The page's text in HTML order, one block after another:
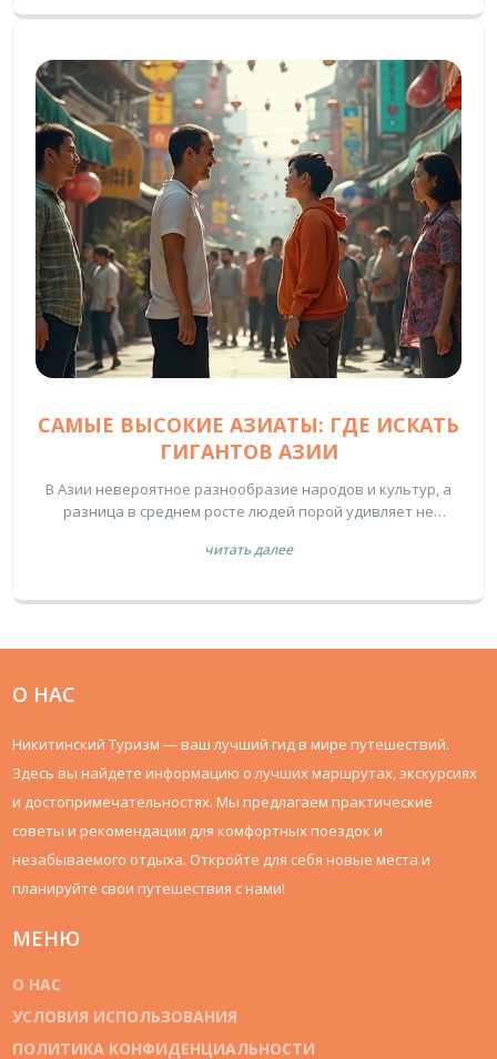
САМЫЕ ВЫСОКИЕ АЗИАТЫ: ГДЕ ИСКАТЬ
ГИГАНТОВ АЗИИ
В Азии невероятное разнообразие народов и культур, а
разница в среднем росте людей порой удивляет не
статье рассказывается о странах, где живут самые
Узнаете конкретные цифры, интересные привычки, и как
транспорта или одежды. Полезные советы помогут
просто и честно — без стереотипов и сухих фактов.
читать далее
О НАС
Никитинский Туризм — ваш лучший гид в мире путешествий.
Здесь вы найдете информацию о лучших маршрутах, экскурсиях
и достопримечательностях. Мы предлагаем практические
советы и рекомендации для комфортных поездок и
незабываемого отдыха. Откройте для себя новые места и
планируйте свои путешествия с нами!
МЕНЮ
О НАС
УСЛОВИЯ ИСПОЛЬЗОВАНИЯ
ПОЛИТИКА КОНФИДЕНЦИАЛЬНОСТИ